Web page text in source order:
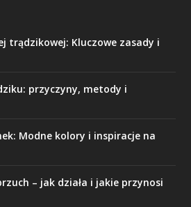
trądzikowej: Kluczowe zasady i
przyczyny, metody i
Modne kolory i inspiracje na
– jak działa i jakie przynosi